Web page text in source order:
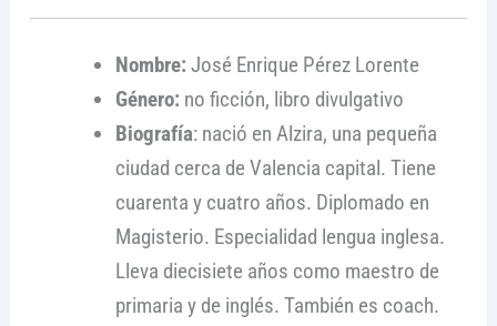
Nombre: José Enrique Pérez Lorente
Género: no ficción, libro divulgativo
Biografía: nació en Alzira, una pequeña
ciudad cerca de Valencia capital. Tiene
cuarenta y cuatro años. Diplomado en
Magisterio. Especialidad lengua inglesa.
Lleva diecisiete años como maestro de
primaria y de inglés. También es coach.